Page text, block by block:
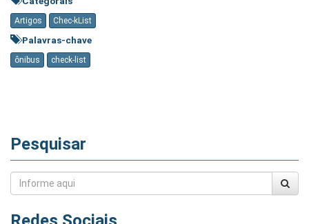
Artigos Chec-kList
Palavras-chave
ônibus check-list
Pesquisar